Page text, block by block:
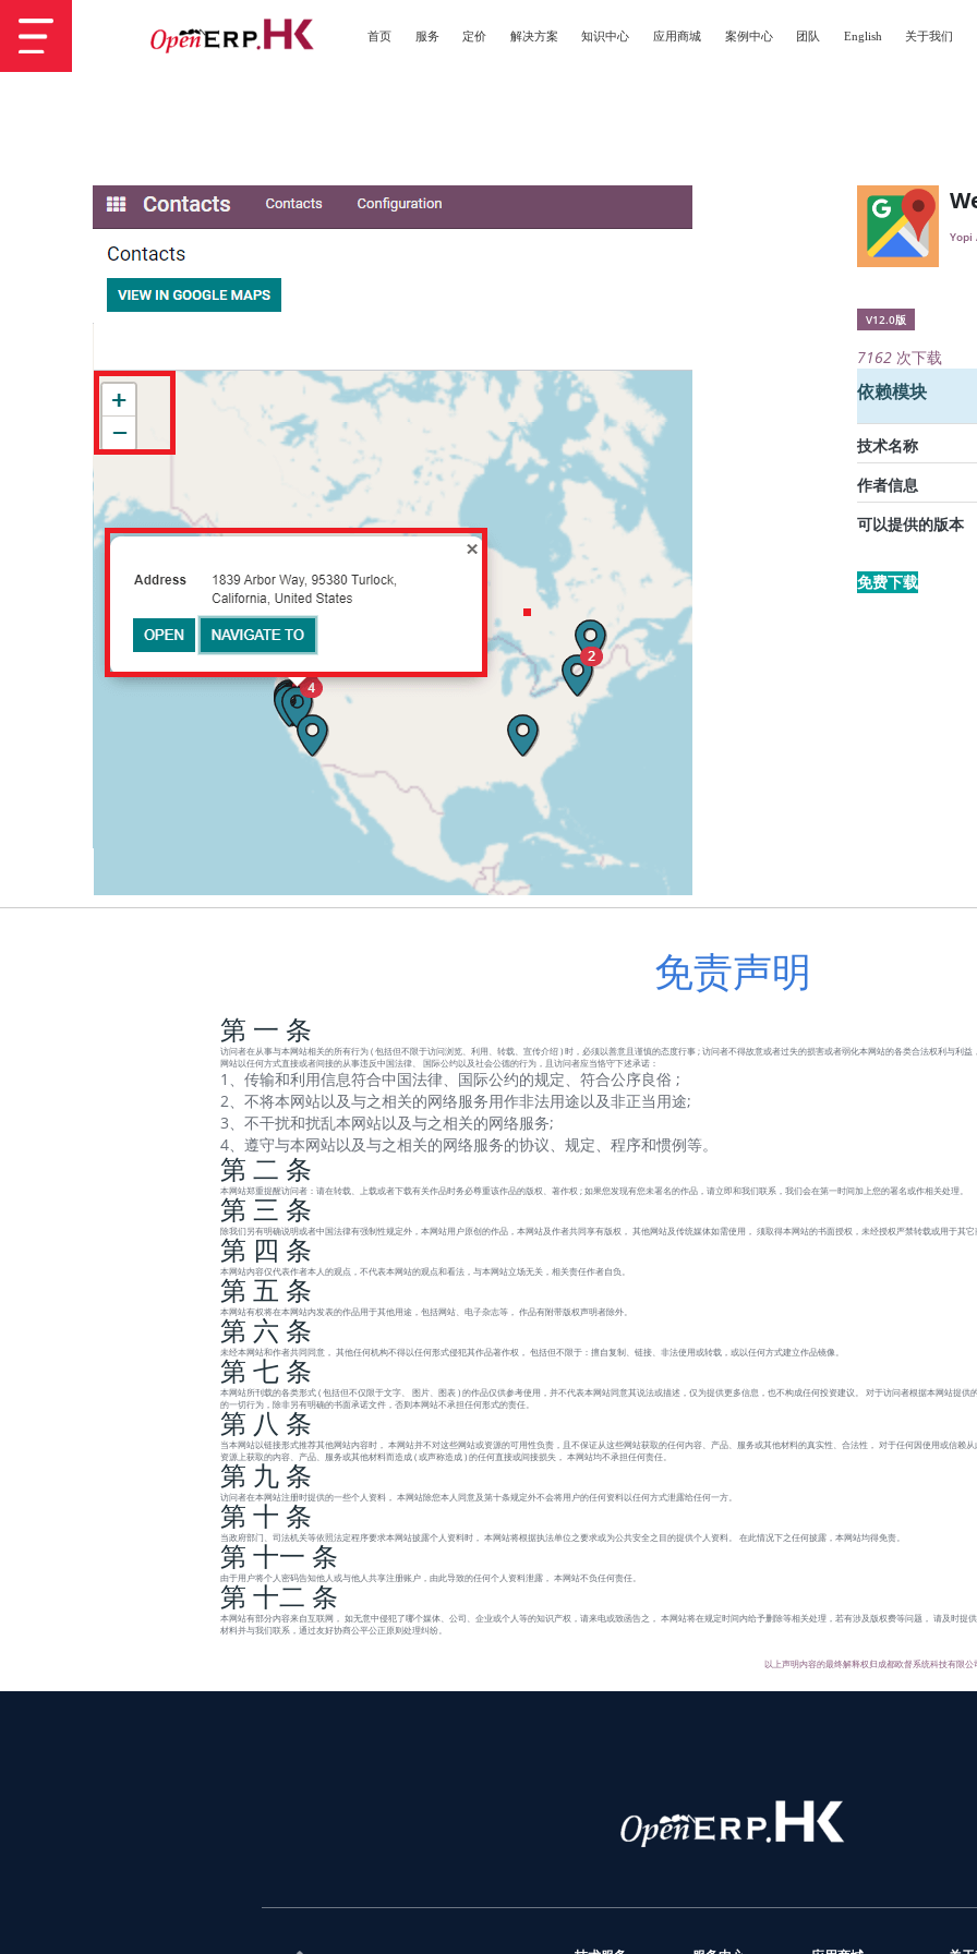
首页 服务 定价 解决方案 知识中心 应用商城 案例中心 团队 English 关于我们
Yopi
V12.0版
7162 次下载
依赖模块
技术名称
作者信息
可以提供的版本
免费下载
免责声明
第 一 条
访问者在从事与本网站相关的所有行为 ( 包括但不限于访问浏览、利用、转载、宣传介绍 ) 时，必须以善意且谨慎的态度行事 ; 访问者不得故意或者过失的损害或者弱化本网站的各类合法权利与利益
网站以任何方式直接或者间接的从事违反中国法律、 国际公约以及社会公德的行为，且访问者应当恪守下述承诺：
1、传输和利用信息符合中国法律、国际公约的规定、符合公序良俗 ;
2、不将本网站以及与之相关的网络服务用作非法用途以及非正当用途;
3、不干扰和扰乱本网站以及与之相关的网络服务;
4、遵守与本网站以及与之相关的网络服务的协议、规定、程序和惯例等。
第 二 条
本网站郑重提醒访问者：请在转载、上载或者下载有关作品时务必尊重该作品的版权、著作权 ; 如果您发现有您未署名的作品，请立即和我们联系，我们会在第一时间加上您的署名或作相关处理。
第 三 条
除我们另有明确说明或者中国法律有强制性规定外，本网站用户原创的作品，本网站及作者共同享有版权， 其他网站及传统媒体如需使用， 须取得本网站的书面授权，未经授权严禁转载或用于其它
第 四 条
本网站内容仅代表作者本人的观点，不代表本网站的观点和看法，与本网站立场无关，相关责任作者自负。
第 五 条
本网站有权将在本网站内发表的作品用于其他用途，包括网站、电子杂志等， 作品有附带版权声明者除外。
第 六 条
未经本网站和作者共同同意， 其他任何机构不得以任何形式侵犯其作品著作权， 包括但不限于：擅自复制、链接、非法使用或转载，或以任何方式建立作品镜像。
第 七 条
本网站所刊载的各类形式 ( 包括但不仅限于文字、 图片、图表 ) 的作品仅供参考使用，并不代表本网站同意其说法或描述，仅为提供更多信息，也不构成任何投资建议。 对于访问者根据本网站提供
的一切行为，除非另有明确的书面承诺文件，否则本网站不承担任何形式的责任。
第 八 条
当本网站以链接形式推荐其他网站内容时， 本网站并不对这些网站或资源的可用性负责，且不保证从这些网站获取的任何内容、产品、服务或其他材料的真实性、合法性， 对于任何因使用或信赖从
资源上获取的内容、产品、服务或其他材料而造成 ( 或声称造成 ) 的任何直接或间接损失， 本网站均不承担任何责任。
第 九 条
访问者在本网站注册时提供的一些个人资料， 本网站除您本人同意及第十条规定外不会将用户的任何资料以任何方式泄露给任何一方。
第 十 条
当政府部门、司法机关等依照法定程序要求本网站披露个人资料时， 本网站将根据执法单位之要求或为公共安全之目的提供个人资料。 在此情况下之任何披露，本网站均得免责。
第 十一 条
由于用户将个人密码告知他人或与他人共享注册账户，由此导致的任何个人资料泄露， 本网站不负任何责任。
第 十二 条
本网站有部分内容来自互联网， 如无意中侵犯了哪个媒体、公司、企业或个人等的知识产权，请来电或致函告之， 本网站将在规定时间内给予删除等相关处理，若有涉及版权费等问题， 请及时提
材料并与我们联系，通过友好协商公平公正原则处理纠纷。
以上声明内容的最终解释权归成都欧督系统科技有限公